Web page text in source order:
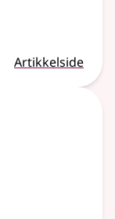
Artikkelside